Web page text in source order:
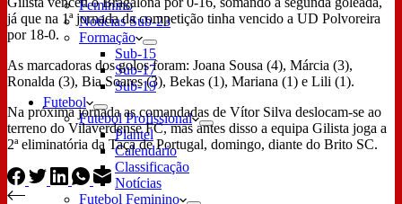
Feminino
Notícias Sub-23
Formação
Sub-15
Sub-17
Sub-19
Futebol
Futebol Profissional
Plantel
Calendário
Classificação
Notícias
Futebol Feminino
já que na 1ª jornada da competição tinha vencido a UD Polvoreira
por 18-0.
As marcadoras dos golos foram: Joana Sousa (4), Márcia (3),
Ronalda (3), Bia Soares (3), Bekas (1), Mariana (1) e Lili (1).
Na próxima jornada as comandadas de Vítor Silva deslocam-se ao
terreno do Vilaverdense FC, mas antes disso a equipa Gilista joga a
2ª eliminatória da Taça de Portugal, domingo, diante do Brito SC.